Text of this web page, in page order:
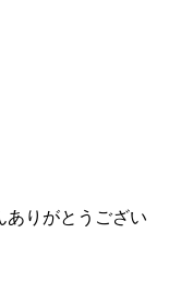
ありがとうござい